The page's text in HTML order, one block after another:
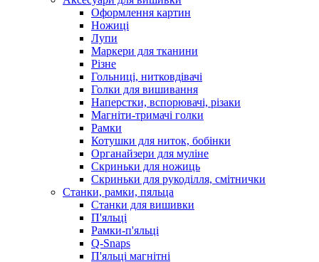
Оформлення картин
Ножиці
Лупи
Маркери для тканини
Різне
Гольниці, нитковдівачі
Голки для вишивання
Наперстки, вспорювачі, різаки
Магніти-тримачі голки
Рамки
Котушки для ниток, бобінки
Органайзери для муліне
Скриньки для ножиць
Скриньки для рукоділля, смітнички
Станки, рамки, пяльца
Станки для вишивки
П'яльці
Рамки-п'яльці
Q-Snaps
П'яльці магнітні